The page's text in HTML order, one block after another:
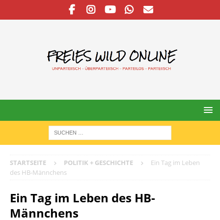
STARTSEITE POLITIK + GESCHICHTE
Ein Tag im Leben
des HB-Männchens
Ein Tag im Leben des HB-
Männchens